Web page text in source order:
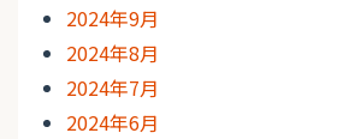
2024年9月
2024年8月
2024年7月
2024年6月